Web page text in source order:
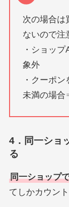
次の場合は
ないので注
・ショッ
象外
・クーポ
未満の場
4．同一ショ
る
同一ショップ
てしかカウン